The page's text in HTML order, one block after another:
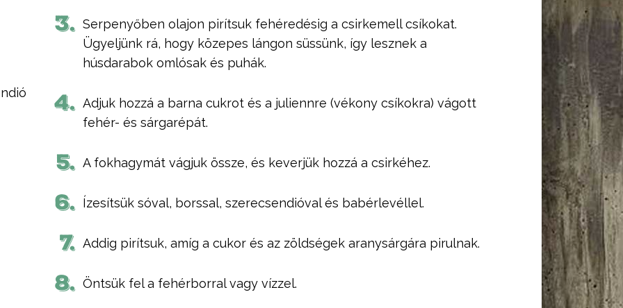
3. Serpenyőben olajon pirítsuk fehéredésig a csirkemell csíkokat.
Ügyeljünk rá, hogy közepes lángon süssünk, így lesznek a
húsdarabok omlósak és puhák.
4. Adjuk hozzá a barna cukrot és a juliennre (vékony csíkokra) vágott
fehér- és sárgarépát.
5. A fokhagymát vágjuk össze, és keverjük hozzá a csirkéhez.
6. Ízesítsük sóval, borssal, szerecsendióval és babérlevéllel.
7. Addig pirítsuk, amíg a cukor és az zöldségek aranysárgára pirulnak.
8. Öntsük fel a fehérborral vagy vízzel.